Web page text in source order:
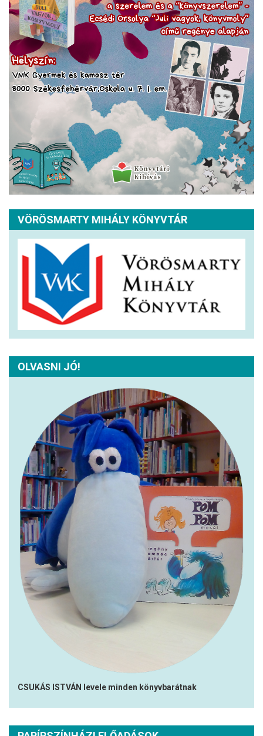
VÖRÖSMARTY MIHÁLY KÖNYVTÁR
OLVASNI JÓ!
CSUKÁS ISTVÁN levele minden könyvbarátnak